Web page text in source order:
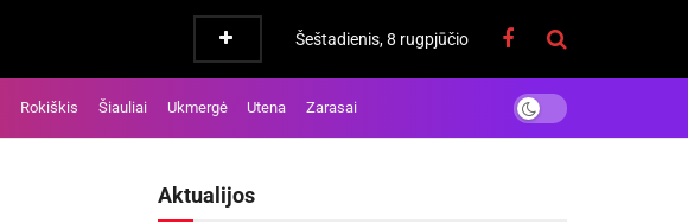
Šeštadienis, 8 rugpjūčio
Rokiškis Šiauliai Ukmergė Utena Zarasai
Aktualijos